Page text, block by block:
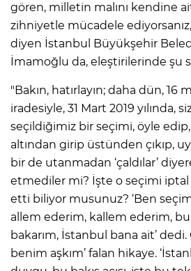
gören, milletin malını kendine
zihniyetle mücadele ediyorsanız,
diyen İstanbul Büyükşehir
İmamoğlu da, eleştirilerinde şu
"Bakın, hatırlayın; daha dün, 16
iradesiyle, 31 Mart 2019 yılında,
seçildiğimiz bir seçimi, öyle
altından girip üstünden çıkıp,
bir de utanmadan ‘çaldılar’
etmediler mi? İşte o seçimi iptal
etti biliyor musunuz? ‘Ben
allem ederim, kallem ederim, bu
bakarım, İstanbul bana ait’ dedi.
benim aşkım’ falan hikaye.